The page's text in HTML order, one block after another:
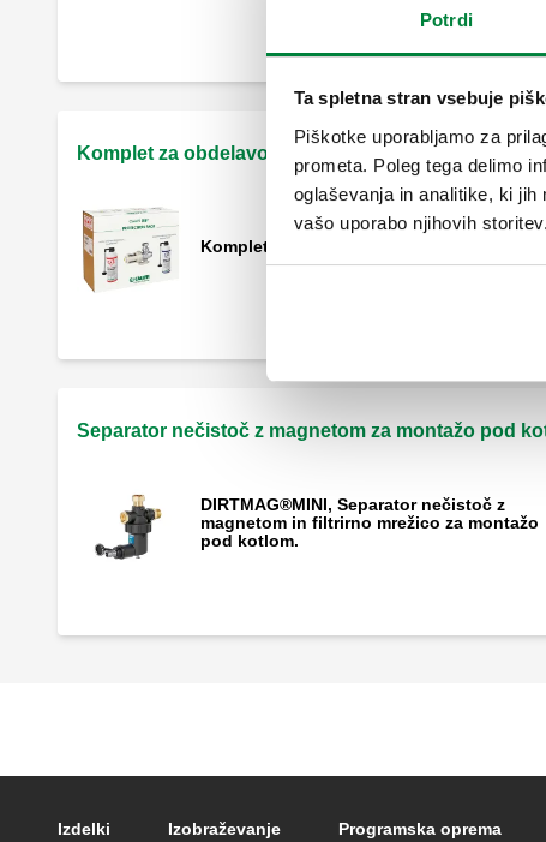
Potrdi
Ta spletna stran vsebuje
Piškotke uporabljamo za
prometa. Poleg tega delimo
oglaševanja in analitike, ki
vašo uporabo njihovih storitev.
Komplet za obdelavo vode
Komplet za vzdrževanje.
Separator nečistoč z magnetom za montažo pod
DIRTMAG®MINI, Separator nečistoč z
magnetom in filtrirno mrežico za montažo
pod kotlom.
Izdelki Izobraževanje Programska oprema